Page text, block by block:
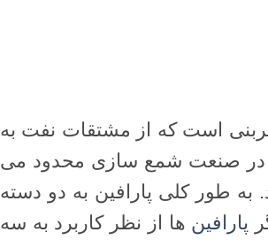
است که از مشتقات نفت به
در صنعت شمع سازی محدود می
به طور کلی پارافین به دو دسته
پارافین ها از نظر کاربرد به سه